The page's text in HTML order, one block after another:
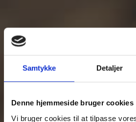
Samtykke Detaljer
Denne hjemmeside bruger cookies
Vi bruger cookies til at tilpasse